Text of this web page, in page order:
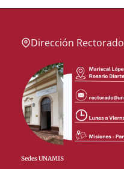
Dirección Rectorado
Sedes UNAMIS